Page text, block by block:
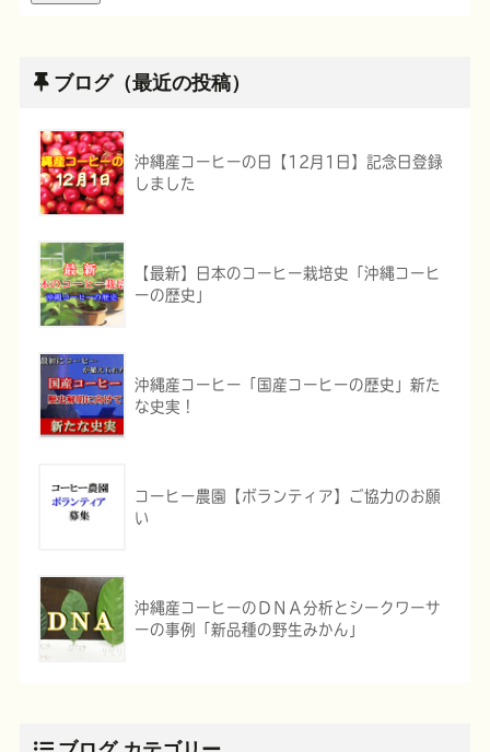
ブログ（最近の投稿）
沖縄産コーヒーの日【12月1日】記念日登録
しました
【最新】日本のコーヒー栽培史「沖縄コーヒ
ーの歴史」
沖縄産コーヒー「国産コーヒーの歴史」新た
な史実！
コーヒー農園【ボランティア】ご協力のお願
い
沖縄産コーヒーのＤＮＡ分析とシークワーサ
ーの事例「新品種の野生みかん」